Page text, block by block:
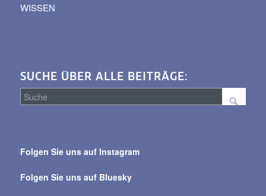
WISSEN
SUCHE ÜBER ALLE BEITRÄGE:
alle
Folgen Sie uns auf Instagram
Folgen Sie uns auf Bluesky